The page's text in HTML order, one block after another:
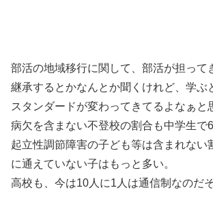
部活の地域移行に関して、部活が担って
継承するとかなんとか聞くけれど、学ぶ
スタンダードが変わってきてるよなぁと
病欠を含まない不登校の割合も中学生で
起立性調節障害の子ども等は含まれない
に通えていない子はもっと多い。
高校も、今は10人に1人は通信制なのだそ